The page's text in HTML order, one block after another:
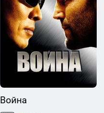
Война